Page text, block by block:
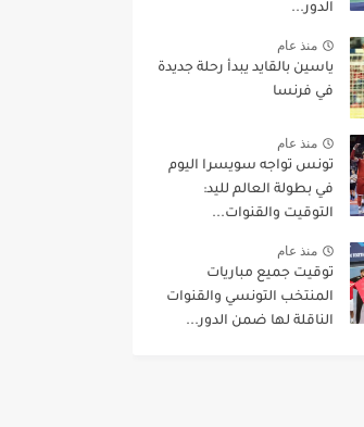
الدور...
منذ عام
ياسين بالقايد يبدأ رحلة جديدة
في فرنسا
منذ عام
تونس تواجه سويسرا اليوم
في بطولة العالم لليد:
التوقيت والقنوات...
منذ عام
توقيت جميع مباريات
المنتخب التونسي والقنوات
الناقلة لها ضمن الدور...